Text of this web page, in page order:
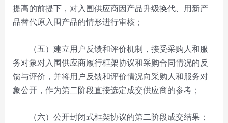
提高的前提下，对入围供应商因产品升级换代、用新产
品替代原入围产品的情形进行审核；
（五）建立用户反馈和评价机制，接受采购人和服
务对象对入围供应商履行框架协议和采购合同情况的反
馈与评价，并将用户反馈和评价情况向采购人和服务对
象公开，作为第二阶段直接选定成交供应商的参考；
（六）公开封闭式框架协议的第二阶段成交结果；